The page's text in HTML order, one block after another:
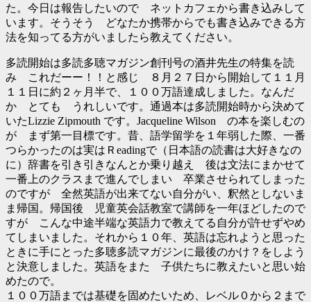
た。今日は報告したいので ネットカフェから書き込みして
います。そうそう どなたか携帯からでも書き込みできる方
法を知ってる方がいましたら教えてください。
多読開始は多読多聴マガジン創刊号の酒井先生の特集を読
み これだーー！！と感じ ８月２７日から開始して１１月
１１日に約２ヶ月半で、１００万語達成しました。なんだ
か とても うれしいです。通過本は多読開始時から決めて
いたLizzie Zipmouth です。Jacqueline Wilson の本を楽しむの
が まず第一目標です。昔、語学留学を１年弱した際、一番
つらかったのは実はＲeadingで（日本語の読書は大好きなの
に）辞書を引き引きなんとか乗り越え 後は文法にまかせて
一番上のクラスまで進んでしまい 卒業させられてしまった
のですが 全然英語が出来てない自分がい、釈然としないま
ま帰国。帰国後 児童英会話教室で講師を一年ほどしたので
すが こんな中途半端な英語力で教えてる自分が許せずやめ
てしまいました。それから１０年、英語は忘れようと思った
ときに手にとった多聴多読マガジンに最後のかけ？をしよう
と決意しました。英語をまた 子供たちに教えたいと思い始
めたので。
１００万語までは基礎を固めたいため、レベル０から２まで